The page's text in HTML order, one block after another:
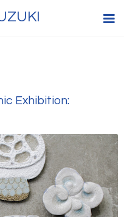
Exhibition: